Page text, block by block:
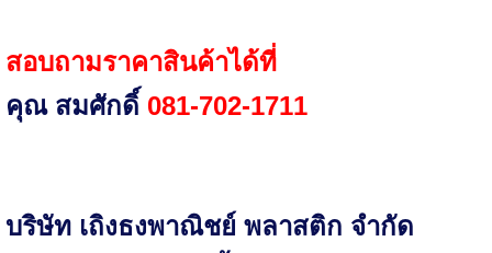
สอบถามราคาสินค้าได้ที่
คุณ สมศักดิ์ 081-702-1711
บริษัท เถิงธงพาณิชย์ พลาสติก จำกัด